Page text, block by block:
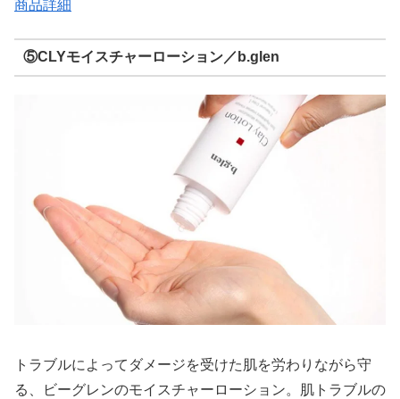
商品詳細
⑤CLYモイスチャーローション／b.glen
トラブルによってダメージを受けた肌を労わりながら守
る、ビーグレンのモイスチャーローション。肌トラブルの